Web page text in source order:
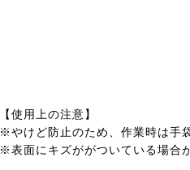
【使用上の注意】
※やけど防止のため、作業時は手
※表面にキズががついている場合